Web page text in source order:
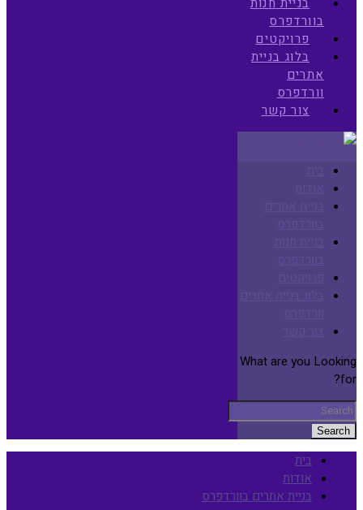
בוורדפרס
פרויקטים
בלוג בניית
אתרים
וורדפרס
צור קשר
בית
אודות
בניית אתרים
בוורדפרס
בניית חנות
בוורדפרס
פרויקטים
בלוג בניית אתרים
וורדפרס
צור קשר
What are you Looking
for?
Search
בית
אודות
בניית אתרים בוורדפרס